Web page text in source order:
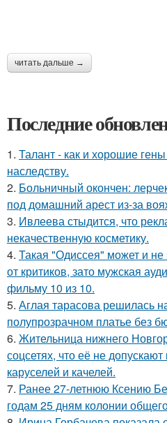
читать дальше →
Последние
1. Талант - как и хорошие
наследству.
2. Больничный окончен:
под домашний арест из-за
3. Ивлеева стыдится, что
некачественную косметику.
4. Такая "Одиссея" может и не
от критиков, зато мужская
фильму 10 из 10.
5. Аглая тарасова решилась
полупрозрачном платье без
6. Жительница нижнего
соцсетях, что её не
каруселей и качелей.
7. Ранее 27-летнюю Ксению
годам 25 дням колонии